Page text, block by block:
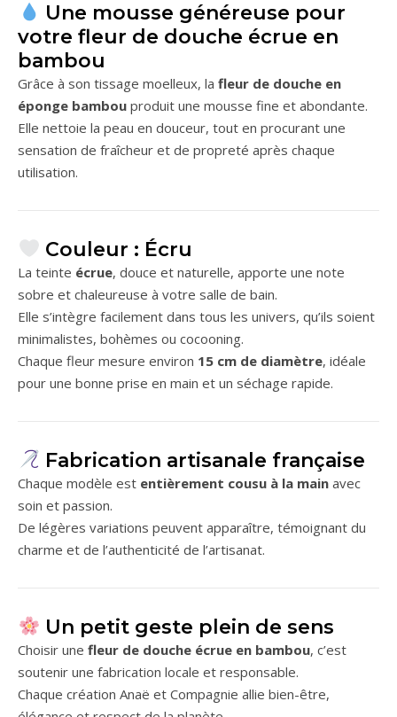
Une mousse généreuse pour
votre fleur de douche écrue en
bambou
Grâce à son tissage moelleux, la fleur de douche en
éponge bambou produit une mousse fine et abondante.
Elle nettoie la peau en douceur, tout en procurant une
sensation de fraîcheur et de propreté après chaque
utilisation.
Couleur : Écru
La teinte écrue, douce et naturelle, apporte une note
sobre et chaleureuse à votre salle de bain.
Elle s’intègre facilement dans tous les univers, qu’ils soient
minimalistes, bohèmes ou cocooning.
Chaque fleur mesure environ 15 cm de diamètre, idéale
pour une bonne prise en main et un séchage rapide.
Fabrication artisanale française
Chaque modèle est entièrement cousu à la main avec
soin et passion.
De légères variations peuvent apparaître, témoignant du
charme et de l’authenticité de l’artisanat.
Un petit geste plein de sens
Choisir une fleur de douche écrue en bambou, c’est
soutenir une fabrication locale et responsable.
Chaque création Anaë et Compagnie allie bien-être,